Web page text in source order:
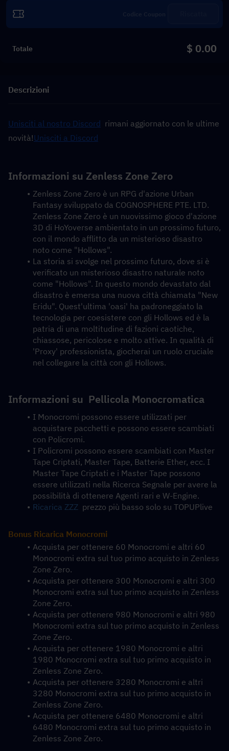
Totale $ 0.00
Descrizioni
Unisciti al nostro Discord
  rimani aggiornato con le ultime
novità!Unisciti a Discord
Informazioni su Zenless Zone Zero
Zenless Zone Zero è un RPG d'azione Urban
Fantasy sviluppato da COGNOSPHERE PTE. LTD.
Zenless Zone Zero è un nuovissimo gioco d'azione
3D di HoYoverse ambientato in un prossimo futuro,
con il mondo afflitto da un misterioso disastro
noto come "Hollows".
La storia si svolge nel prossimo futuro, dove si è
verificato un misterioso disastro naturale noto
come "Hollows". In questo mondo devastato dal
disastro è emersa una nuova città chiamata "New
Eridu". Quest'ultima 'oasi' ha padroneggiato la
tecnologia per coesistere con gli Hollows ed è la
patria di una moltitudine di fazioni caotiche,
chiassose, pericolose e molto attive. In qualità di
'Proxy' professionista, giocherai un ruolo cruciale
nel collegare la città con gli Hollows.
Informazioni su Pellicola Monocromatica
I Monocromi possono essere utilizzati per
acquistare pacchetti e possono essere scambiati
con Policromi.
I Policromi possono essere scambiati con Master
Tape Criptati, Master Tape, Batterie Ether, ecc. I
Master Tape Criptati e i Master Tape possono
essere utilizzati nella Ricerca Segnale per avere la
possibilità di ottenere Agenti rari e W-Engine.
Ricarica ZZZ
  prezzo più basso solo su TOPUPlive
Bonus Ricarica Monocromi
Acquista per ottenere 60 Monocromi e altri 60
Monocromi extra sul tuo primo acquisto in Zenless
Zone Zero.
Acquista per ottenere 300 Monocromi e altri 300
Monocromi extra sul tuo primo acquisto in Zenless
Zone Zero.
Acquista per ottenere 980 Monocromi e altri 980
Monocromi extra sul tuo primo acquisto in Zenless
Zone Zero.
Acquista per ottenere 1980 Monocromi e altri
1980 Monocromi extra sul tuo primo acquisto in
Zenless Zone Zero.
Acquista per ottenere 3280 Monocromi e altri
3280 Monocromi extra sul tuo primo acquisto in
Zenless Zone Zero.
Acquista per ottenere 6480 Monocromi e altri
6480 Monocromi extra sul tuo primo acquisto in
Zenless Zone Zero.